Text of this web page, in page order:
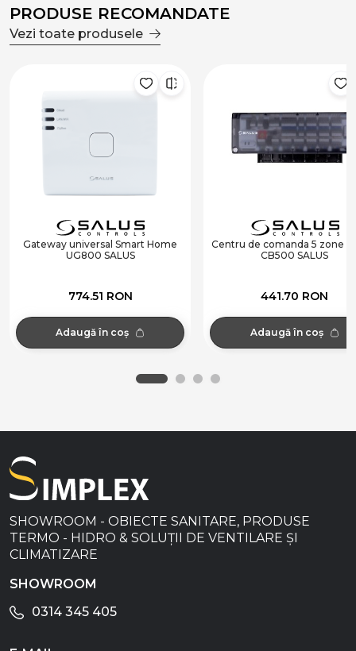
PRODUSE RECOMANDATE
Vezi toate produsele
Gateway universal Smart Home
UG800 SALUS
774.51 RON
Adaugă în coș
Centru de comanda 5 zone
CB500 SALUS
441.70 RON
Adaugă în coș
SHOWROOM - OBIECTE SANITARE, PRODUSE
TERMO - HIDRO & SOLUȚII DE VENTILARE ȘI
CLIMATIZARE
SHOWROOM
0314 345 405